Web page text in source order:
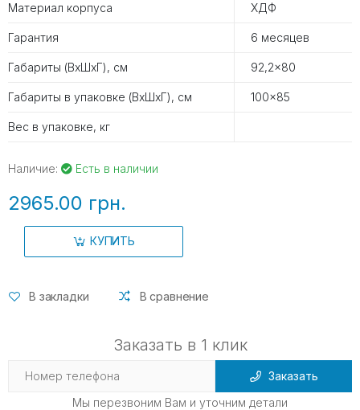
Материал корпуса ХДФ
Гарантия 6 месяцев
Габариты (ВхШхГ), см 92,2x80
Габариты в упаковке (ВхШхГ), см 100x85
Вес в упаковке, кг
Наличие: Есть в наличии
2965.00 грн.
КУПИТЬ
В закладки В сравнение
Заказать в 1 клик
Заказать
Мы перезвоним Вам и уточним детали